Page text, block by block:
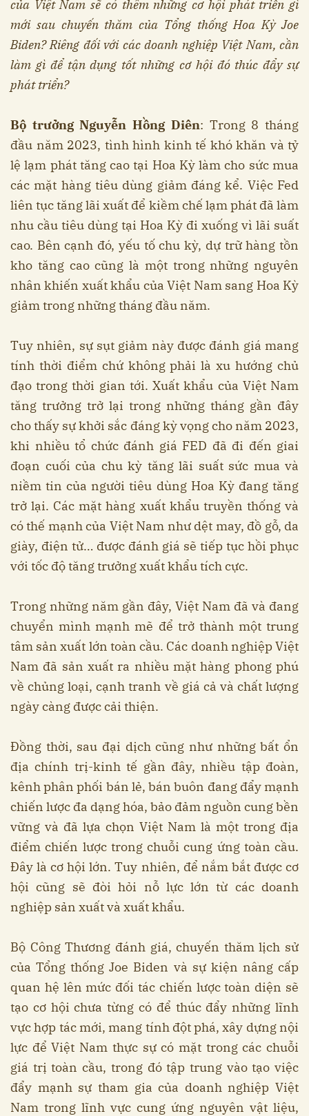
của Việt Nam sẽ có thêm những cơ hội phát triển gì
mới sau chuyến thăm của Tổng thống Hoa Kỳ Joe
Biden? Riêng đối với các doanh nghiệp Việt Nam, cần
làm gì để tận dụng tốt những cơ hội đó thúc đẩy sự
phát triển?
Bộ trưởng Nguyễn Hồng Diên: Trong 8 tháng
đầu năm 2023, tình hình kinh tế khó khăn và tỷ
lệ lạm phát tăng cao tại Hoa Kỳ làm cho sức mua
các mặt hàng tiêu dùng giảm đáng kể. Việc Fed
liên tục tăng lãi xuất để kiềm chế lạm phát đã làm
nhu cầu tiêu dùng tại Hoa Kỳ đi xuống vì lãi suất
cao. Bên cạnh đó, yếu tố chu kỳ, dự trữ hàng tồn
kho tăng cao cũng là một trong những nguyên
nhân khiến xuất khẩu của Việt Nam sang Hoa Kỳ
giảm trong những tháng đầu năm.
Tuy nhiên, sự sụt giảm này được đánh giá mang
tính thời điểm chứ không phải là xu hướng chủ
đạo trong thời gian tới. Xuất khẩu của Việt Nam
tăng trưởng trở lại trong những tháng gần đây
cho thấy sự khởi sắc đáng kỳ vọng cho năm 2023,
khi nhiều tổ chức đánh giá FED đã đi đến giai
đoạn cuối của chu kỳ tăng lãi suất sức mua và
niềm tin của người tiêu dùng Hoa Kỳ đang tăng
trở lại. Các mặt hàng xuất khẩu truyền thống và
có thế mạnh của Việt Nam như dệt may, đồ gỗ, da
giày, điện tử… được đánh giá sẽ tiếp tục hồi phục
với tốc độ tăng trưởng xuất khẩu tích cực.
Trong những năm gần đây, Việt Nam đã và đang
chuyển mình mạnh mẽ để trở thành một trung
tâm sản xuất lớn toàn cầu. Các doanh nghiệp Việt
Nam đã sản xuất ra nhiều mặt hàng phong phú
về chủng loại, cạnh tranh về giá cả và chất lượng
ngày càng được cải thiện.
Đồng thời, sau đại dịch cũng như những bất ổn
địa chính trị-kinh tế gần đây, nhiều tập đoàn,
kênh phân phối bán lẻ, bán buôn đang đẩy mạnh
chiến lược đa dạng hóa, bảo đảm nguồn cung bền
vững và đã lựa chọn Việt Nam là một trong địa
điểm chiến lược trong chuỗi cung ứng toàn cầu.
Đây là cơ hội lớn. Tuy nhiên, để nắm bắt được cơ
hội cũng sẽ đòi hỏi nỗ lực lớn từ các doanh
nghiệp sản xuất và xuất khẩu.
Bộ Công Thương đánh giá, chuyến thăm lịch sử
của Tổng thống Joe Biden và sự kiện nâng cấp
quan hệ lên mức đối tác chiến lược toàn diện sẽ
tạo cơ hội chưa từng có để thúc đẩy những lĩnh
vực hợp tác mới, mang tính đột phá, xây dựng nội
lực để Việt Nam thực sự có mặt trong các chuỗi
giá trị toàn cầu, trong đó tập trung vào tạo việc
đẩy mạnh sự tham gia của doanh nghiệp Việt
Nam trong lĩnh vực cung ứng nguyên vật liệu,